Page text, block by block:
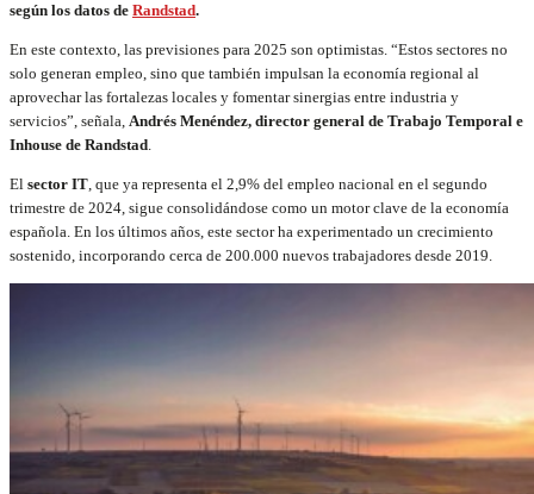
según los datos de Randstad.
En este contexto, las previsiones para 2025 son optimistas. “Estos sectores no
solo generan empleo, sino que también impulsan la economía regional al
aprovechar las fortalezas locales y fomentar sinergias entre industria y
servicios”, señala, Andrés Menéndez, director general de Trabajo Temporal e
Inhouse de Randstad.
El sector IT, que ya representa el 2,9% del empleo nacional en el segundo
trimestre de 2024, sigue consolidándose como un motor clave de la economía
española. En los últimos años, este sector ha experimentado un crecimiento
sostenido, incorporando cerca de 200.000 nuevos trabajadores desde 2019.